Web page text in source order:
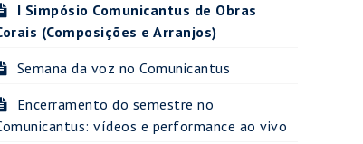
I Simpósio Comunicantus de Obras
(Composições e Arranjos)
Semana da voz no Comunicantus
Encerramento do semestre no
vídeos e performance ao vivo